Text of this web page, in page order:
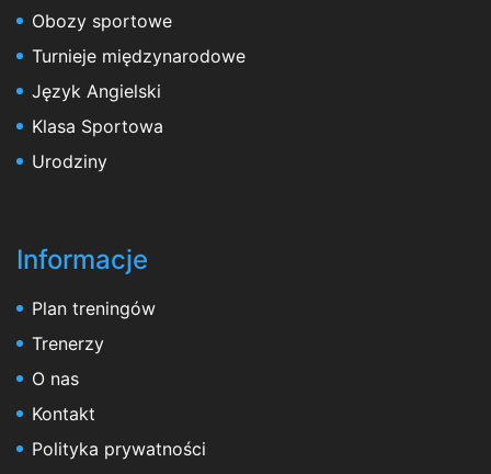
Obozy sportowe
Turnieje międzynarodowe
Język Angielski
Klasa Sportowa
Urodziny
Informacje
Plan treningów
Trenerzy
O nas
Kontakt
Polityka prywatności